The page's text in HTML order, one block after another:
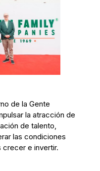
de la Gente
la atracción de
de talento,
las condiciones
crecer e invertir.